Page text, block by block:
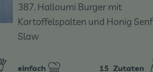
387. Halloumi Burger mit
Kartoffelspalten und Honig Senf
Slaw
einfach 15 Zutaten